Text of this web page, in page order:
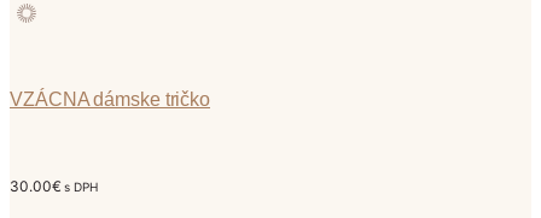
VZÁCNA dámske tričko
30.00€ s DPH